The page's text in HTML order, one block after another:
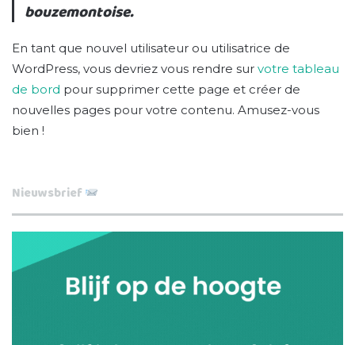
bouzemontoise.
En tant que nouvel utilisateur ou utilisatrice de
WordPress, vous devriez vous rendre sur votre tableau
de bord pour supprimer cette page et créer de
nouvelles pages pour votre contenu. Amusez-vous
bien !
Nieuwsbrief